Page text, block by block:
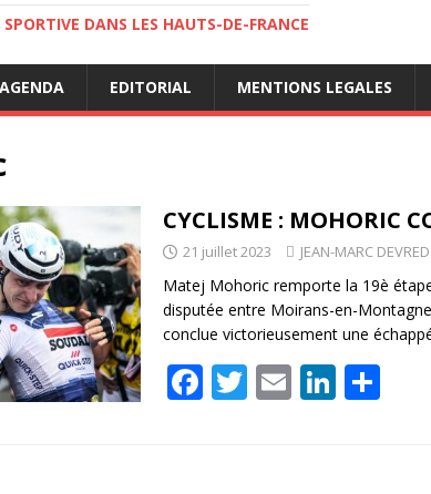
DANS LES HAUTS-DE-FRANCE
AGENDA EDITORIAL MENTIONS LEGALES
CYCLISME : MOHORIC
21 juillet 2023 JEAN-MARC DEVRED
Matej Mohoric remporte la 19è
disputée entre Moirans-en-
conclue victorieusement une
F T E Li